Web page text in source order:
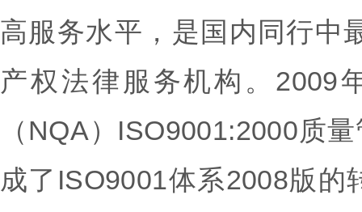
高服务水平，是国内同行中
产权法律服务机构。2009
（NQA）ISO9001:2000质
成了ISO9001体系2008版